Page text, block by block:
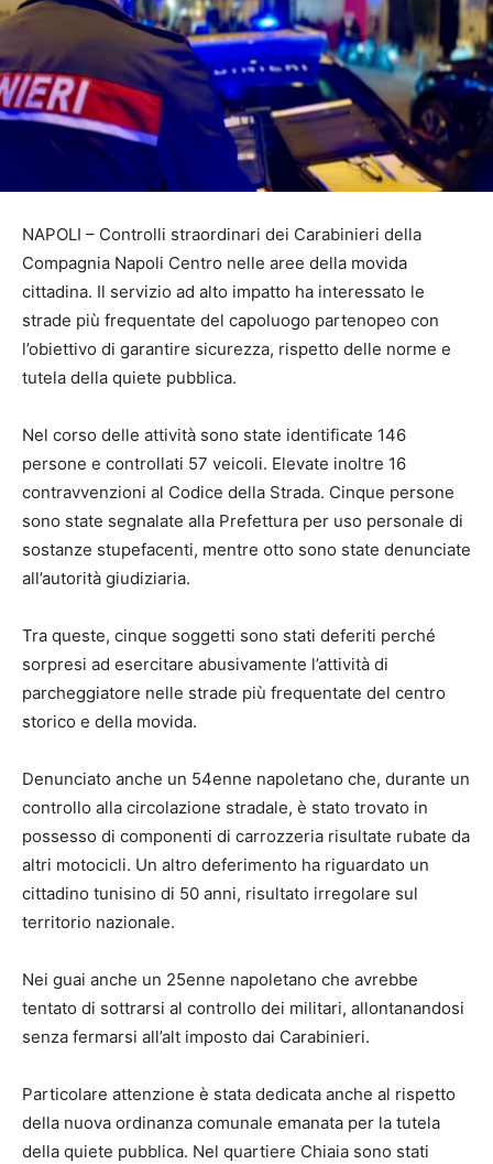
NAPOLI – Controlli straordinari dei Carabinieri della
Compagnia Napoli Centro nelle aree della movida
cittadina. Il servizio ad alto impatto ha interessato le
strade più frequentate del capoluogo partenopeo con
l’obiettivo di garantire sicurezza, rispetto delle norme e
tutela della quiete pubblica.
Nel corso delle attività sono state identificate 146
persone e controllati 57 veicoli. Elevate inoltre 16
contravvenzioni al Codice della Strada. Cinque persone
sono state segnalate alla Prefettura per uso personale di
sostanze stupefacenti, mentre otto sono state denunciate
all’autorità giudiziaria.
Tra queste, cinque soggetti sono stati deferiti perché
sorpresi ad esercitare abusivamente l’attività di
parcheggiatore nelle strade più frequentate del centro
storico e della movida.
Denunciato anche un 54enne napoletano che, durante un
controllo alla circolazione stradale, è stato trovato in
possesso di componenti di carrozzeria risultate rubate da
altri motocicli. Un altro deferimento ha riguardato un
cittadino tunisino di 50 anni, risultato irregolare sul
territorio nazionale.
Nei guai anche un 25enne napoletano che avrebbe
tentato di sottrarsi al controllo dei militari, allontanandosi
senza fermarsi all’alt imposto dai Carabinieri.
Particolare attenzione è stata dedicata anche al rispetto
della nuova ordinanza comunale emanata per la tutela
della quiete pubblica. Nel quartiere Chiaia sono stati